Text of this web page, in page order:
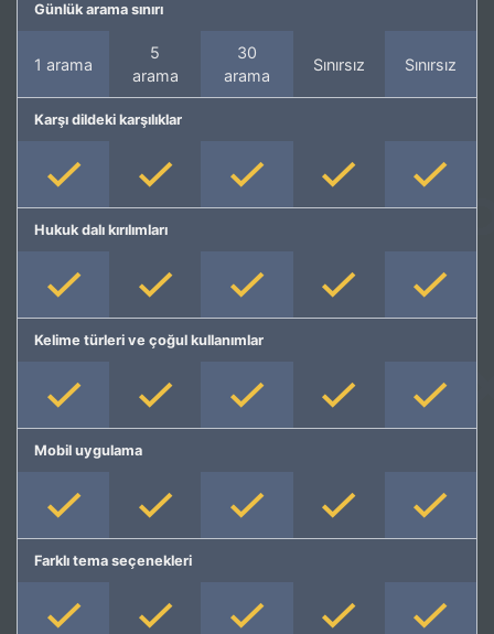
Günlük arama sınırı
1 arama
5
arama
30
arama
Sınırsız Sınırsız
Karşı dildeki karşılıklar
Hukuk dalı kırılımları
Kelime türleri ve çoğul kullanımlar
Mobil uygulama
Farklı tema seçenekleri